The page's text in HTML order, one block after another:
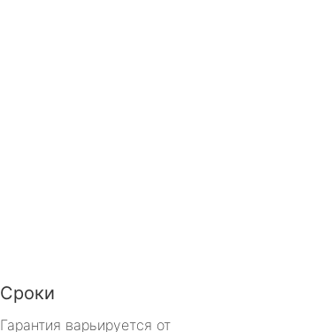
Сроки
Гарантия варьируется от